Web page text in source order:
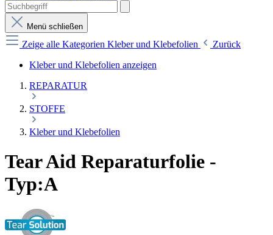
Menü schließen
Zeige alle Kategorien Kleber und Klebefolien
Zurück
Kleber und Klebefolien anzeigen
REPARATUR
STOFFE
Kleber und Klebefolien
Tear Aid Reparaturfolie -
Typ:A